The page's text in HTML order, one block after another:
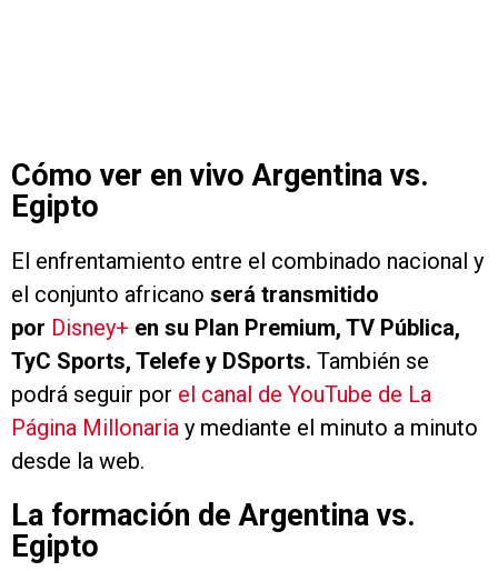
Cómo ver en vivo Argentina vs.
Egipto
El enfrentamiento entre el combinado nacional y
el conjunto africano será transmitido
por Disney+ en su Plan Premium, TV Pública,
TyC Sports, Telefe y DSports. También se
podrá seguir por el canal de YouTube de La
Página Millonaria y mediante el minuto a minuto
desde la web.
La formación de Argentina vs.
Egipto